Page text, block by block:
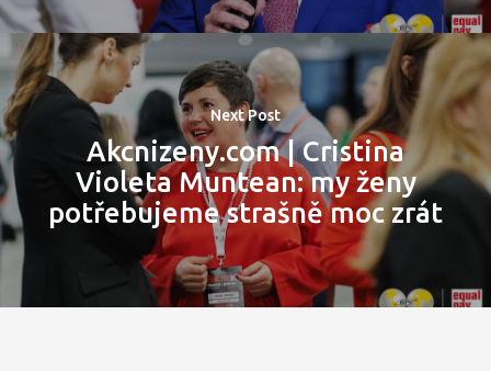
Next Post
Akcnizeny.com | Cristina
Violeta Muntean: my ženy
potřebujeme strašně moc zrát
Vstupenky